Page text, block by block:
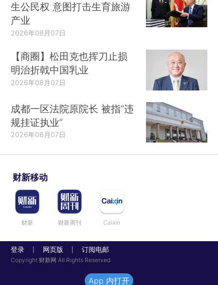
生公民权 意图打击生育旅游
产业
2026年08月07日
【商圈】松田克也挥刀止损
明治折戟中国乳业
2026年08月07日
成都一区法院原院长 被指“违
规挂证执业”
2026年08月07日
财新移动
财新 财新周刊 Caixin
登录 网页版 订阅电邮
Copyright 财新网 All Rights Reserved
App 内打开